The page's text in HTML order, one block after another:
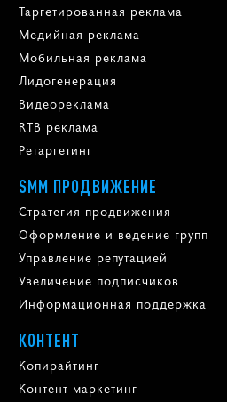
Таргетированная реклама
Медийная реклама
Мобильная реклама
Лидогенерация
Видеореклама
RTB реклама
Ретаргетинг
SMM ПРОДВИЖЕНИЕ
Стратегия продвижения
Оформление и ведение групп
Управление репутацией
Увеличение подписчиков
Информационная поддержка
КОНТЕНТ
Копирайтинг
Контент-маркетинг